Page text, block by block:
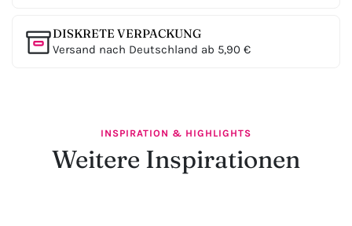
DISKRETE VERPACKUNG
Versand nach Deutschland ab 5,90 €
INSPIRATION & HIGHLIGHTS
Weitere Inspirationen